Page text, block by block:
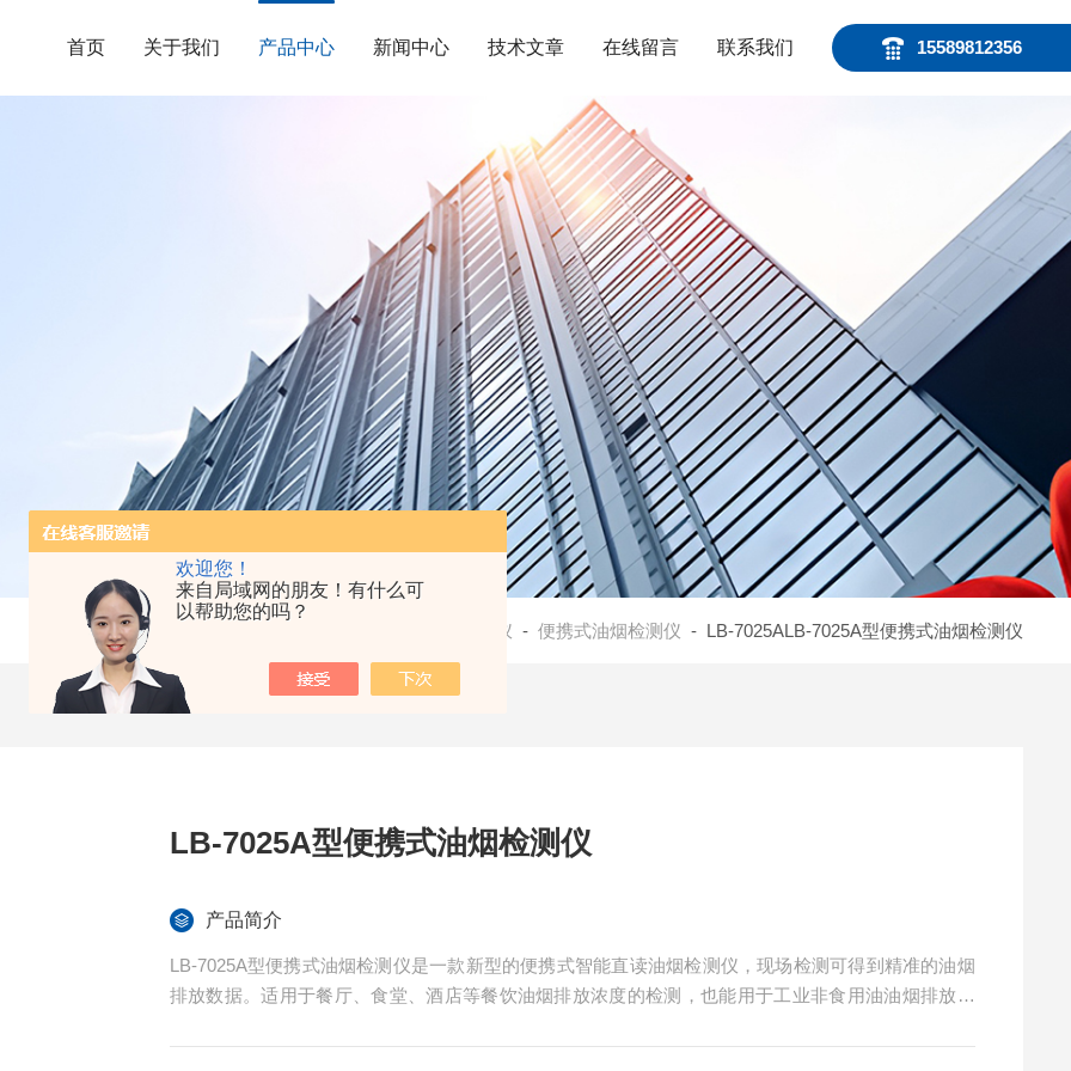
欢迎您！
来自局域网的朋友！有什么可
以帮助您的吗？
15589812356
首页 关于我们 产品中心 新闻中心 技术文章 在线留言 联系我们
油烟检测仪 - 便携式油烟检测仪 - LB-7025ALB-7025A型便携式油烟检测仪
LB-7025A型便携式油烟检测仪
产品简介
LB-7025A型便携式油烟检测仪是一款新型的便携式智能直读油烟检测仪，现场检测可得到精准的油烟
排放数据。适用于餐厅、食堂、酒店等餐饮油烟排放浓度的检测，也能用于工业非食用油油烟排放浓